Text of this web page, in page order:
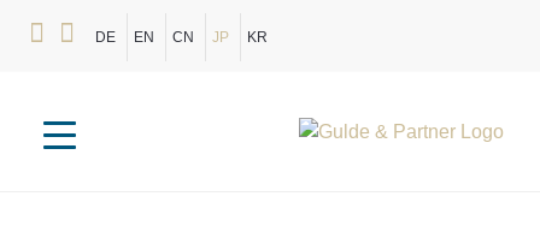
DE EN CN JP KR